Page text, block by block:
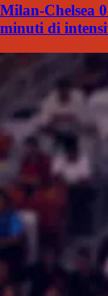
Milan-Chelsea
minuti di